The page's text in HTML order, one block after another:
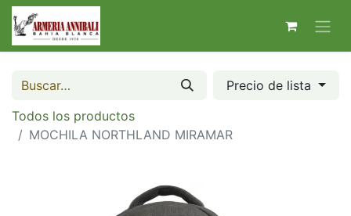
Precio de lista
Todos los productos
MOCHILA NORTHLAND MIRAMAR